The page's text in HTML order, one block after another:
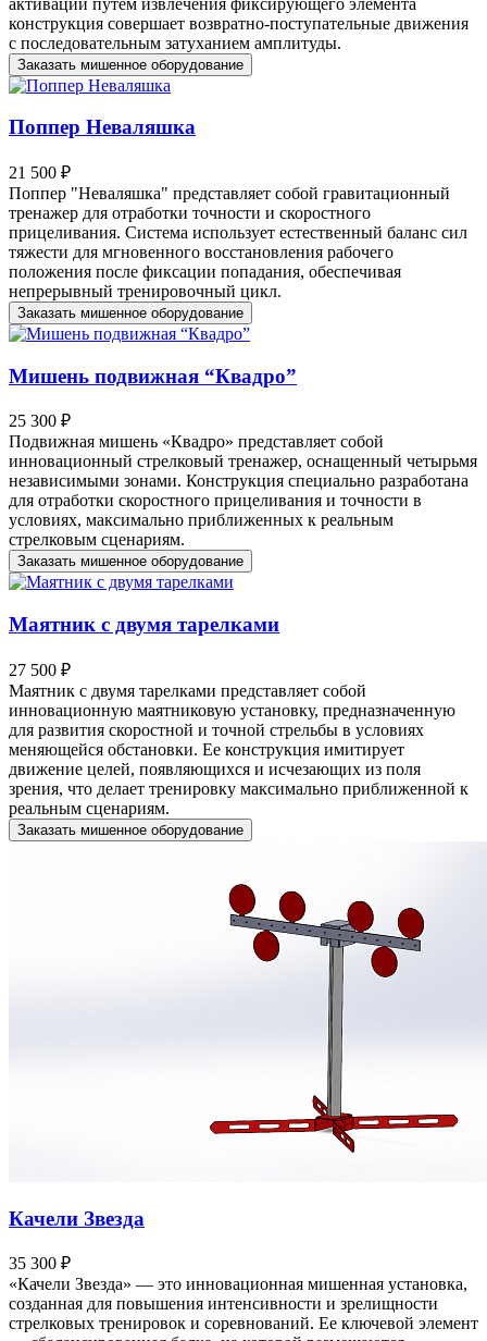
конструкция совершает возвратно-поступательные движения
с последовательным затуханием амплитуды.
Заказать мишенное оборудование
Поппер Неваляшка
21 500 ₽
Поппер "Неваляшка" представляет собой гравитационный
тренажер для отработки точности и скоростного
прицеливания. Система использует естественный баланс сил
тяжести для мгновенного восстановления рабочего
положения после фиксации попадания, обеспечивая
непрерывный тренировочный цикл.
Заказать мишенное оборудование
Мишень подвижная “Квадро”
25 300 ₽
Подвижная мишень «Квадро» представляет собой
инновационный стрелковый тренажер, оснащенный четырьмя
независимыми зонами. Конструкция специально разработана
для отработки скоростного прицеливания и точности в
условиях, максимально приближенных к реальным
стрелковым сценариям.
Заказать мишенное оборудование
Маятник с двумя тарелками
27 500 ₽
Маятник с двумя тарелками представляет собой
инновационную маятниковую установку, предназначенную
для развития скоростной и точной стрельбы в условиях
меняющейся обстановки. Ее конструкция имитирует
движение целей, появляющихся и исчезающих из поля
зрения, что делает тренировку максимально приближенной к
реальным сценариям.
Заказать мишенное оборудование
Качели Звезда
35 300 ₽
«Качели Звезда» — это инновационная мишенная установка,
созданная для повышения интенсивности и зрелищности
стрелковых тренировок и соревнований. Ее ключевой элемент